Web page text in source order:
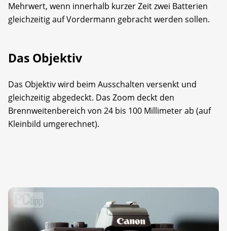
Mehrwert, wenn innerhalb kurzer Zeit zwei Batterien
gleichzeitig auf Vordermann gebracht werden sollen.
Das Objektiv
Das Objektiv wird beim Ausschalten versenkt und
gleichzeitig abgedeckt. Das Zoom deckt den
Brennweitenbereich von 24 bis 100 Millimeter ab (auf
Kleinbild umgerechnet).